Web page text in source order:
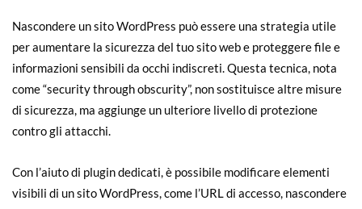
Nascondere un sito WordPress può essere una strategia utile
per aumentare la sicurezza del tuo sito web e proteggere file e
informazioni sensibili da occhi indiscreti. Questa tecnica, nota
come “security through obscurity”, non sostituisce altre misure
di sicurezza, ma aggiunge un ulteriore livello di protezione
contro gli attacchi.
Con l’aiuto di plugin dedicati, è possibile modificare elementi
visibili di un sito WordPress, come l’URL di accesso, nascondere